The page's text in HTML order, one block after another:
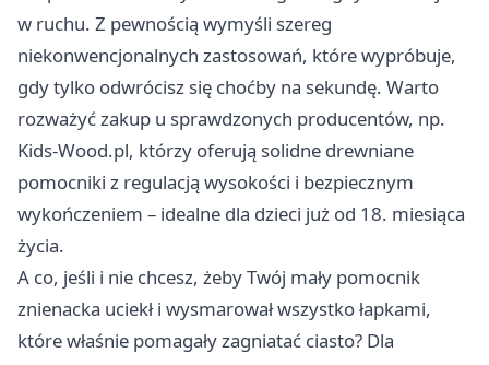
w ruchu. Z pewnością wymyśli szereg
niekonwencjonalnych zastosowań, które wypróbuje,
gdy tylko odwrócisz się choćby na sekundę. Warto
rozważyć zakup u sprawdzonych producentów, np.
Kids-Wood.pl, którzy oferują solidne drewniane
pomocniki z regulacją wysokości i bezpiecznym
wykończeniem – idealne dla dzieci już od 18. miesiąca
życia.
A co, jeśli i nie chcesz, żeby Twój mały pomocnik
znienacka uciekł i wysmarował wszystko łapkami,
które właśnie pomagały zagniatać ciasto? Dla